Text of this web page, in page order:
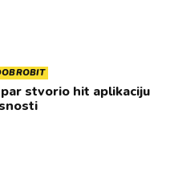
stvorio hit aplikaciju